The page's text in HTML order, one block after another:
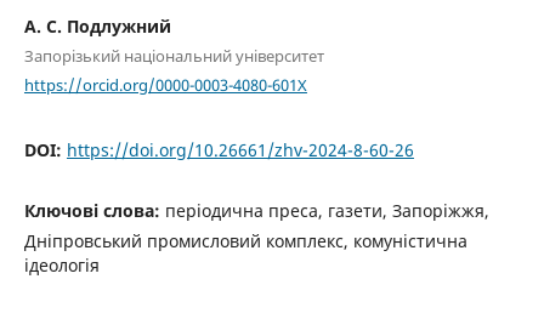
А. C. Подлужний
Запорізький національний університет
https://orcid.org/0000-0003-4080-601X
DOI: https://doi.org/10.26661/zhv-2024-8-60-26
Ключові слова: періодична преса, газети, Запоріжжя,
Дніпровський промисловий комплекс, комуністична
ідеологія